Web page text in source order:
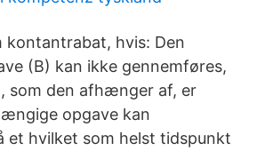
kontantrabat, hvis: Den
(B) kan ikke gennemføres,
som den afhænger af, er
opgave kan
et hvilket som helst tidspunkt